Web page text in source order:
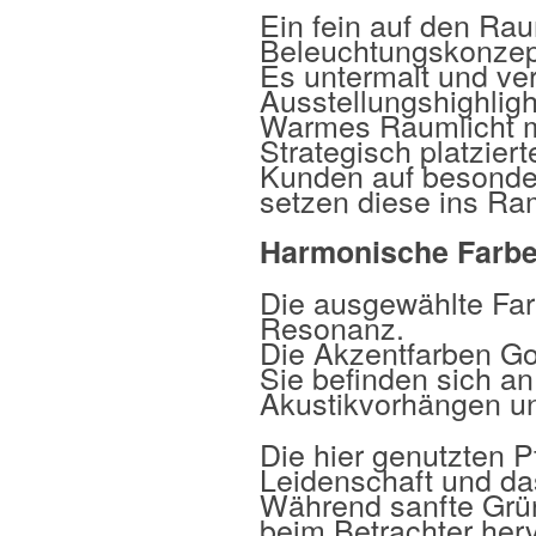
Ein fein auf den
Es untermalt und
Warmes Raumlicht
Strategisch
Kunden auf
setzen diese ins
Harmonische
Die ausgewählte
Resonanz.
Die Akzentfarben
Sie befinden sich
Akustikvorhängen
Die hier genutzten
Leidenschaft und
Während sanfte